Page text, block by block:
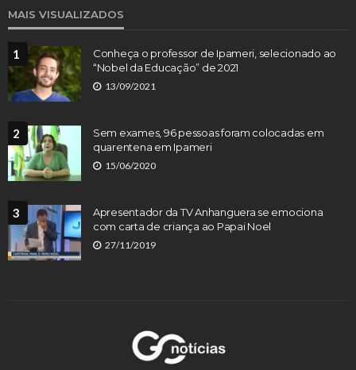
MAIS VISUALIZADOS
1
Conheça o professor de Ipameri, selecionado ao
“Nobel da Educação” de 2021
13/09/2021
2
Sem exames, 96 pessoas foram colocadas em
quarentena em Ipameri
15/06/2020
3
Apresentador da TV Anhanguera se emociona
com carta de criança ao Papai Noel
27/11/2019